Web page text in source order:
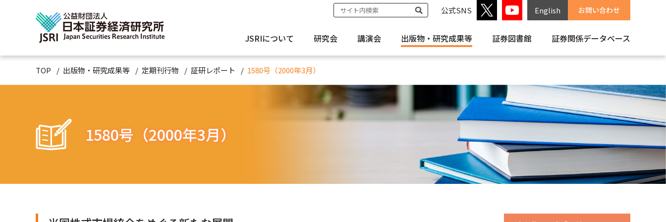
公式SNS English お問い合わせ
JSRIについて 研究会 講演会 出版物・ 研究成果等 証券図書館 証券関係データベース
TOP 出版物・研究成果等 定期刊行物 証研レポート 1580号（2000年3月）
1580号（2000年3月）